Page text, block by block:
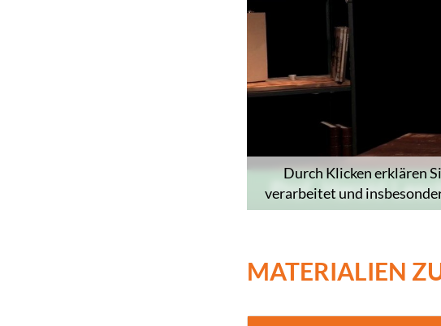
Durch Klicken erklären
verarbeitet und
MATERIALIEN